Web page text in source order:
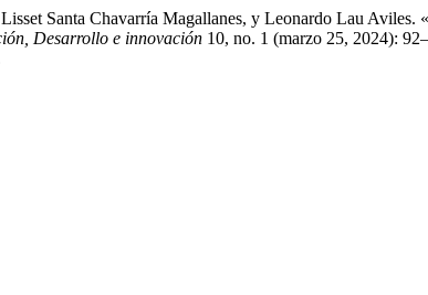
Santa Chavarría Magallanes, y Leonardo Lau
Desarrollo e innovación 10, no. 1 (marzo 25, 2024):